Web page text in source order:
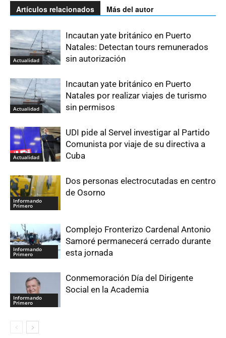
Artículos relacionados Más del autor
Actualidad
Incautan yate británico en Puerto
Natales: Detectan tours remunerados
sin autorización
Actualidad
Incautan yate británico en Puerto
Natales por realizar viajes de turismo
sin permisos
Actualidad
UDI pide al Servel investigar al Partido
Comunista por viaje de su directiva a
Cuba
Informando
Primero
Dos personas electrocutadas en centro
de Osorno
Informando
Primero
Complejo Fronterizo Cardenal Antonio
Samoré permanecerá cerrado durante
esta jornada
Informando
Primero
Conmemoración Día del Dirigente
Social en la Academia